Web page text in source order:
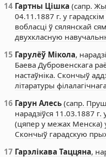
14 Гартны Цішка (сапр.
04.11.1887 г. у
вобласці ў сялянскай
двухкласную
15 Гарулёў Мікола,
Баева Дубровенскага
настаўніка. Скончыў
літаратуры
16 Гарун Алесь (сапр.
нарадзіўся 11.03.1887
(цяпер у межах Менска)
Скончыў гарадскую
17 Гарэлікава Таццяна,